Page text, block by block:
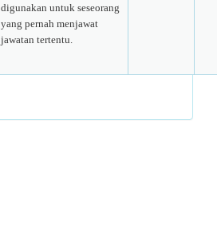
digunakan untuk seseorang
yang pernah menjawat
jawatan tertentu.